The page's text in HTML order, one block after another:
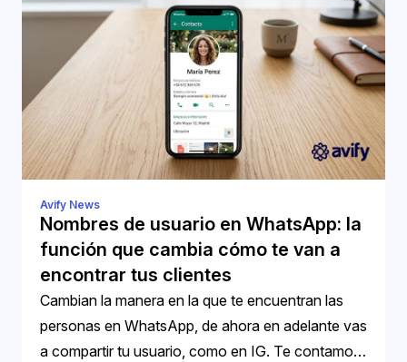
Avify News
Nombres de usuario en WhatsApp: la
función que cambia cómo te van a
encontrar tus clientes
Cambian la manera en la que te encuentran las
personas en WhatsApp, de ahora en adelante vas
a compartir tu usuario, como en IG. Te contamos